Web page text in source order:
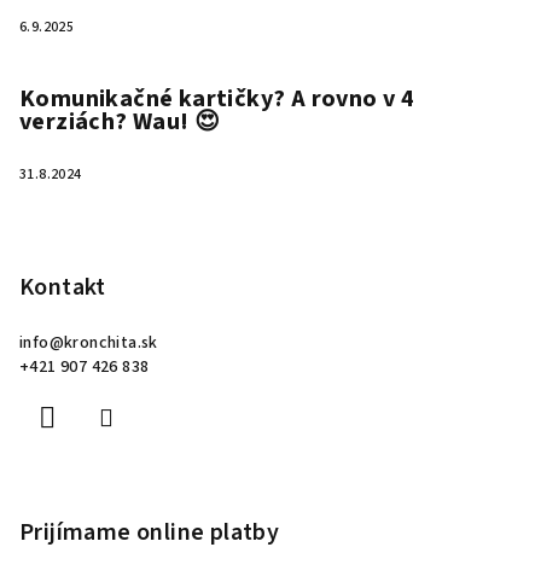
6.9.2025
Komunikačné kartičky? A rovno v 4
verziách? Wau! 😍
31.8.2024
Kontakt
info@kronchita.sk
+421 907 426 838
Prijímame online platby